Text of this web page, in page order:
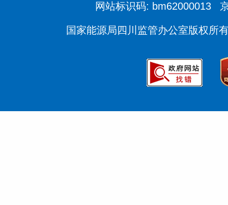
网站标识码: bm62000013
国家能源局四川监管办公室版权所